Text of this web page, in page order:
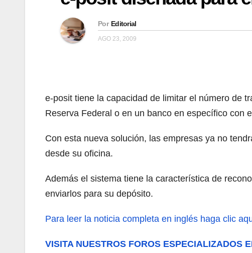
Por Editorial
AGO 23, 2009
e-posit tiene la capacidad de limitar el número de
Reserva Federal o en un banco en específico con
Con esta nueva solución, las empresas ya no
desde su oficina.
Además el sistema tiene la característica de
enviarlos para su depósito.
Para leer la noticia completa en inglés haga clic
VISITA NUESTROS FOROS ESPECIALIZADOS